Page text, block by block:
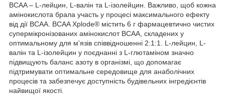
BCAA – L-лейцин, L-валін та L-ізолейцин. Важливо, щоб кожна
амінокислота брала участь у процесі максимального ефекту
від дії BCAA. BCAA Xplode® містить 6 г фармацевтично чистих
супермікронізованих амінокислот BCAA, складених у
оптимальному для м'язів співвідношенні 2:1:1. L-лейцин, L-
валін та L-ізолейцин у поєднанні з L-глютаміном значно
підвищують баланс азоту в організмі, що допомагає
підтримувати оптимальне середовище для анаболічних
процесів та забезпечує доступність будівельних інгредієнтів
найвищої якості.